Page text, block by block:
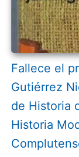
Fallece el
Gutiérrez
de Historia
Historia